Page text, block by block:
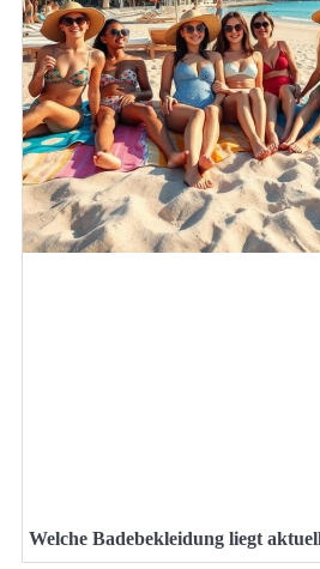
Welche Badebekleidung liegt